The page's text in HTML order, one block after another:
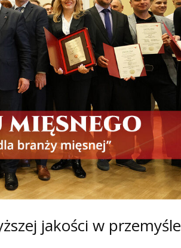
jakości w przemyśle